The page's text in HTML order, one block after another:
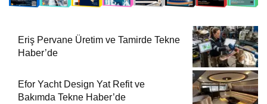
Eriş Pervane Üretim ve Tamirde Tekne
Haber’de
Efor Yacht Design Yat Refit ve
Bakımda Tekne Haber’de